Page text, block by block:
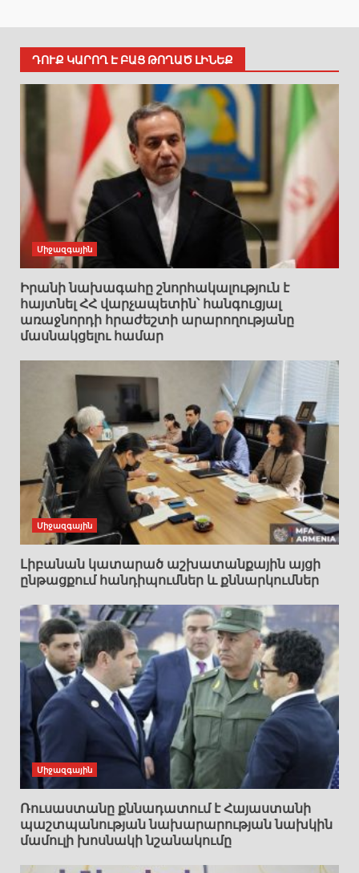
ԴՈՒՔ ԿԱՐՈՂ Է ԲԱՑ ԹՈՂԱԾ ԼԻՆԵՔ
Միջազգային
Իրանի նախագահը շնորհակալություն է
հայտնել ՀՀ վարչապետին՝ հանգուցյալ
առաջնորդի հրաժեշտի արարողությանը
մասնակցելու համար
Միջազգային
Լիբանան կատարած աշխատանքային այցի
ընթացքում հանդիպումներ և քննարկումներ
Միջազգային
Ռուսաստանը քննադատում է Հայաստանի
պաշտպանության նախարարության նախկին
մամուլի խոսնակի նշանակումը